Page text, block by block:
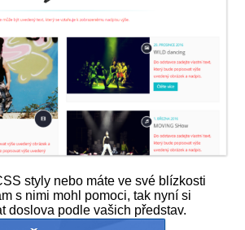
styly nebo máte ve své blízkosti
s nimi mohl pomoci, tak nyní si
doslova podle vašich představ.